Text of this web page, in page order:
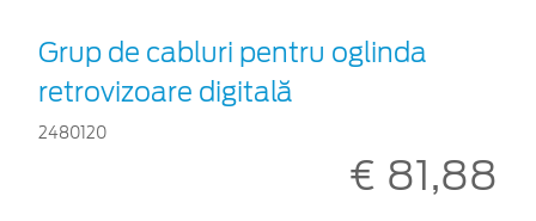
Grup de cabluri pentru oglinda
retrovizoare digitală
2480120
€ 81,88